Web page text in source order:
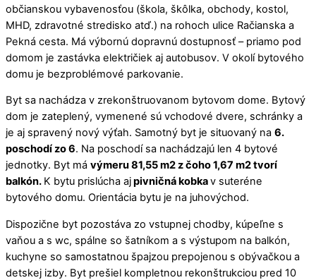
občianskou vybavenosťou (škola, škôlka, obchody, kostol,
MHD, zdravotné stredisko atď.) na rohoch ulice Račianska a
Pekná cesta. Má výbornú dopravnú dostupnosť – priamo pod
domom je zastávka električiek aj autobusov. V okolí bytového
domu je bezproblémové parkovanie.
Byt sa nachádza v zrekonštruovanom bytovom dome. Bytový
dom je zateplený, vymenené sú vchodové dvere, schránky a
je aj spravený nový výťah. Samotný byt je situovaný na 6.
poschodí zo 6. Na poschodí sa nachádzajú len 4 bytové
jednotky. Byt má výmeru 81,55 m2 z čoho 1,67 m2 tvorí
balkón. K bytu prislúcha ajpivničná kobkav suteréne
bytového domu. Orientácia bytu je na juhovýchod.
Dispozične byt pozostáva zo vstupnej chodby, kúpeľne s
vaňou a s wc, spálne so šatníkom a s výstupom na balkón,
kuchyne so samostatnou špajzou prepojenou s obývačkou a
detskej izby. Byt prešiel kompletnou rekonštrukciou pred 10